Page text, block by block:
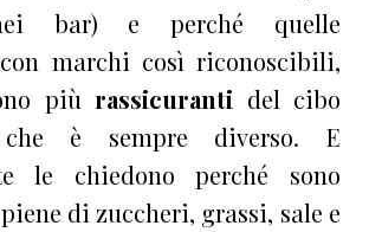
bar) e perché quelle
marchi così riconoscibili,
più rassicuranti del cibo
che è sempre diverso. E
le chiedono perché sono
di zuccheri, grassi, sale e